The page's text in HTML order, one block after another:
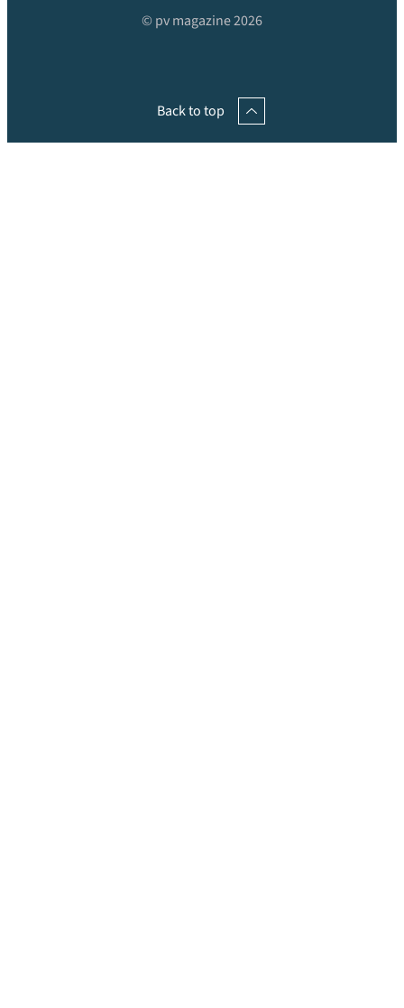
© pv magazine 2026
Back to top